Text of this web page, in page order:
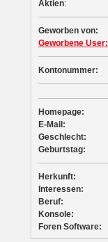
Aktien:
Geworben von:
Geworbene User:
Kontonummer:
Homepage:
E-Mail:
Geschlecht:
Geburtstag:
Herkunft:
Interessen:
Beruf:
Konsole:
Foren Software: